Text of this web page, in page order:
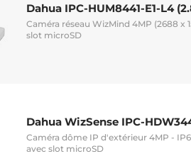
Dahua IPC-HUM8441-E1-L4
Caméra réseau WizMind 4MP (2688
slot microSD
Dahua WizSense IPC-
Caméra dôme IP d'extérieur 4MP -
avec slot microSD